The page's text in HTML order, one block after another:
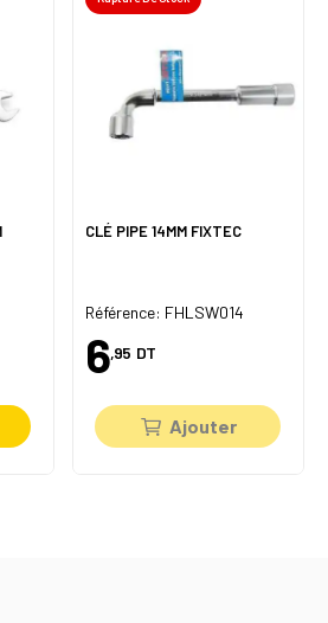
CLÉ PIPE 14MM FIXTEC
Référence: FHLSW014
6,95 DT
Ajouter